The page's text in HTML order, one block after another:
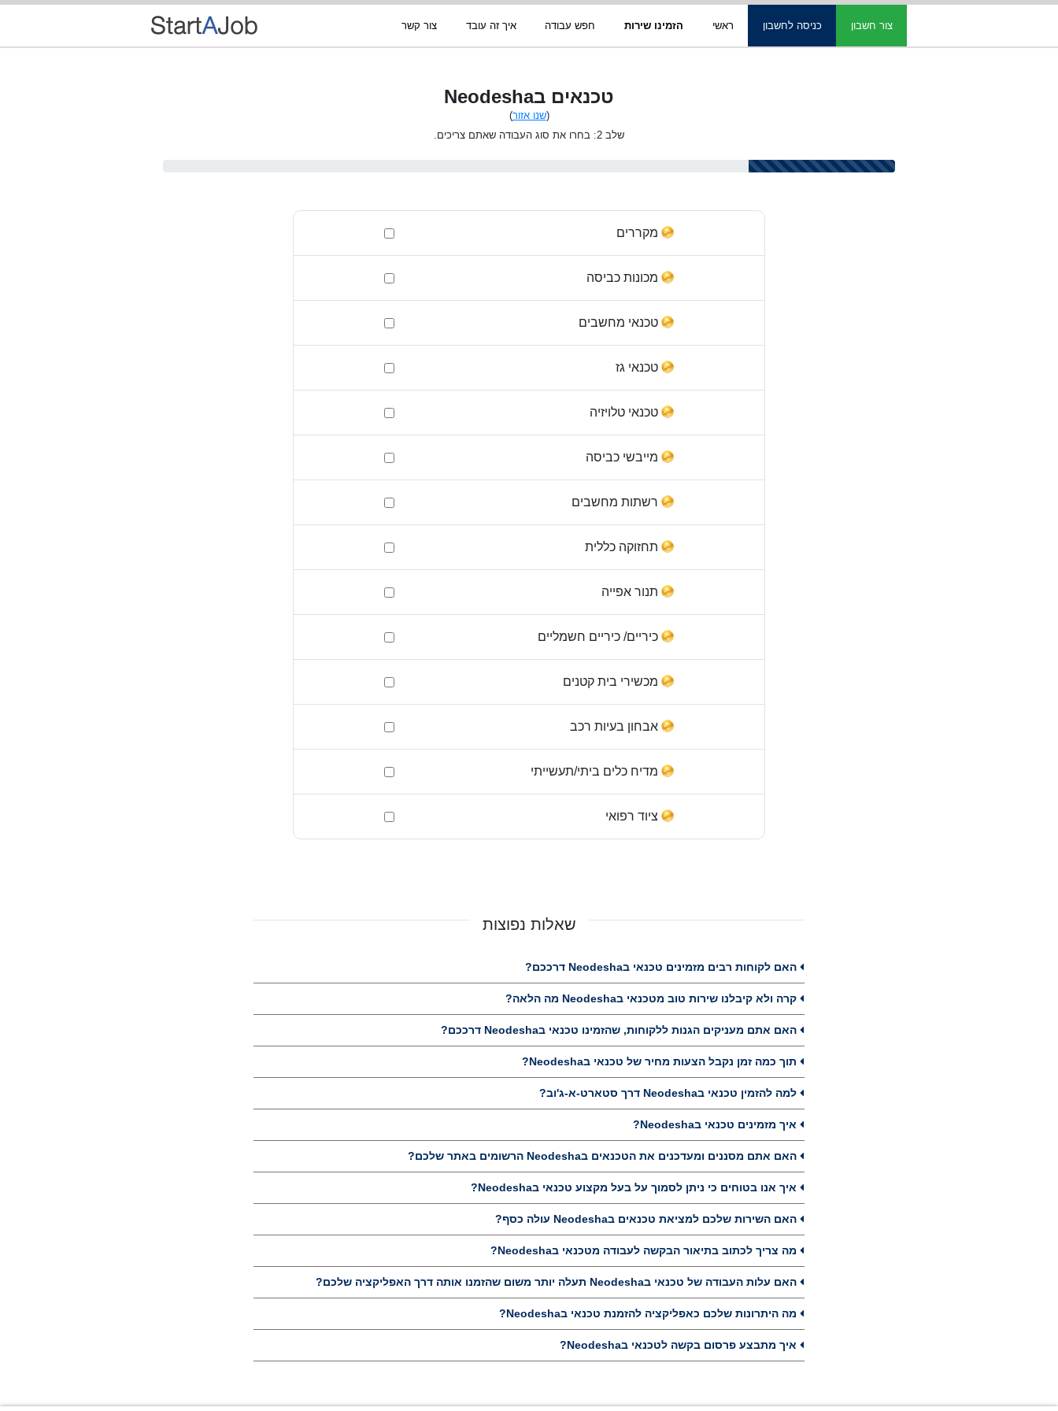
צור חשבון כניסה לחשבון ראשי הזמינו שירות חפש עבודה איך זה עובד צור קשר
טכנאים בNeodesha
(שנו אזור)
שלב 2: בחרו את סוג העבודה שאתם צריכים.
מקררים
מכונות כביסה
טכנאי מחשבים
טכנאי גז
טכנאי טלויזיה
מייבשי כביסה
רשתות מחשבים
תחזוקה כללית
תנור אפייה
כיריים/ כיריים חשמליים
מכשירי בית קטנים
אבחון בעיות רכב
מדיח כלים ביתי/תעשייתי
ציוד רפואי
שאלות נפוצות
האם לקוחות רבים מזמינים טכנאי בNeodesha דרככם?
קרה ולא קיבלנו שירות טוב מטכנאי בNeodesha מה הלאה?
האם אתם מעניקים הגנות ללקוחות, שהזמינו טכנאי בNeodesha דרככם?
תוך כמה זמן נקבל הצעות מחיר של טכנאי בNeodesha?
למה להזמין טכנאי בNeodesha דרך סטארט-א-ג'וב?
איך מזמינים טכנאי בNeodesha?
האם אתם מסננים ומעדכנים את הטכנאים בNeodesha הרשומים באתר שלכם?
איך אנו בטוחים כי ניתן לסמוך על בעל מקצוע טכנאי בNeodesha?
האם השירות שלכם למציאת טכנאים בNeodesha עולה כסף?
מה צריך לכתוב בתיאור הבקשה לעבודה מטכנאי בNeodesha?
האם עלות העבודה של טכנאי בNeodesha תעלה יותר משום שהזמנו אותה דרך האפליקציה שלכם?
מה היתרונות שלכם כאפליקציה להזמנת טכנאי בNeodesha?
איך מתבצע פרסום בקשה לטכנאי בNeodesha?